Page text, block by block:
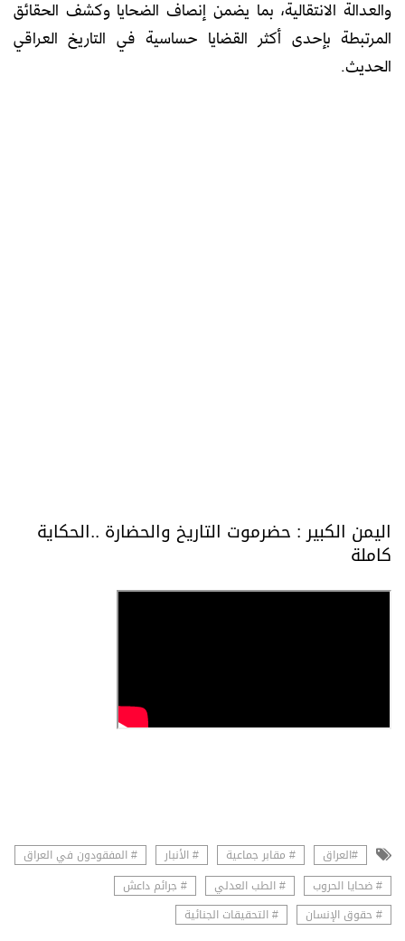
والعدالة الانتقالية، بما يضمن إنصاف الضحايا وكشف الحقائق
المرتبطة بإحدى أكثر القضايا حساسية في التاريخ العراقي
الحديث.
اليمن الكبير : حضرموت التاريخ والحضارة ..الحكاية
كاملة
#العراق # مقابر جماعية # الأنبار
# المفقودون في العراق
# ضحايا الحروب
# الطب العدلي
# جرائم داعش
# حقوق الإنسان
# التحقيقات الجنائية